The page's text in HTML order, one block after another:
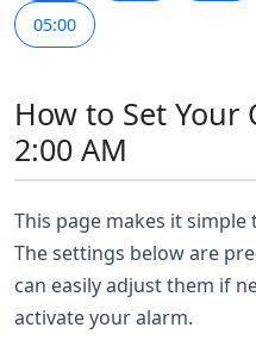
05:00
How to Set
2:00 AM
This page makes it simple
The settings below are
can easily adjust them if
activate your alarm.